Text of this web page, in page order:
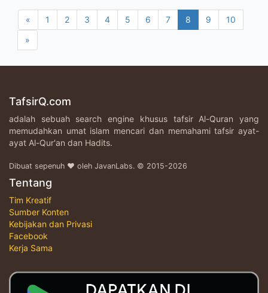
« 1 2 3 4 5 6 7 8 9
10
»
TafsirQ.com
adalah sebuah search engine khusus tafsir Al-Quran yang
memudahkan umat islam mencari dan memahami tafsir ayat-
ayat Al-Qur'an dan Hadits.
Dibuat sepenuh ♥ oleh JavanLabs. © 2015-2026
Tentang
Tim Kreatif
Sumber Konten
Kebijakan dan Privasi
Facebook
Kerja Sama